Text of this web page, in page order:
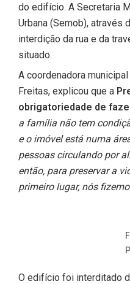
do edifício. A Secretaria
Urbana (Semob), através
interdição da rua e da
situado.
A coordenadora
Freitas, explicou que a
obrigatoriedade de
a família não tem
e o imóvel está numa
pessoas circulando por
então, para preservar a
primeiro lugar, nós
O edifício foi interditado